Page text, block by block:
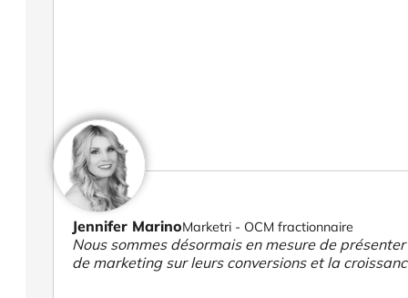
Jennifer MarinoMarketri - OCM fractionnaire
Nous sommes désormais en mesure de
de marketing sur leurs conversions et la